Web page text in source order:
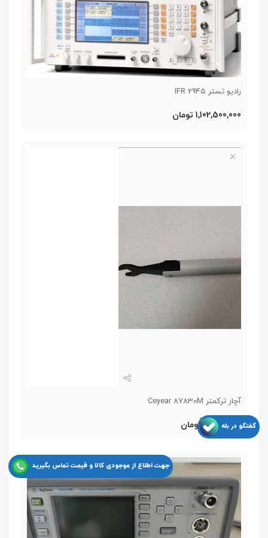
رادیو تستر IFR 2945
1,102,500,000 تومان
آچار ترکمتر Ceyear 87830M
11,550,000 تومان
گفتگو در بله
جهت اطلاع از موجودی کالا و قیمت تماس بگیرید